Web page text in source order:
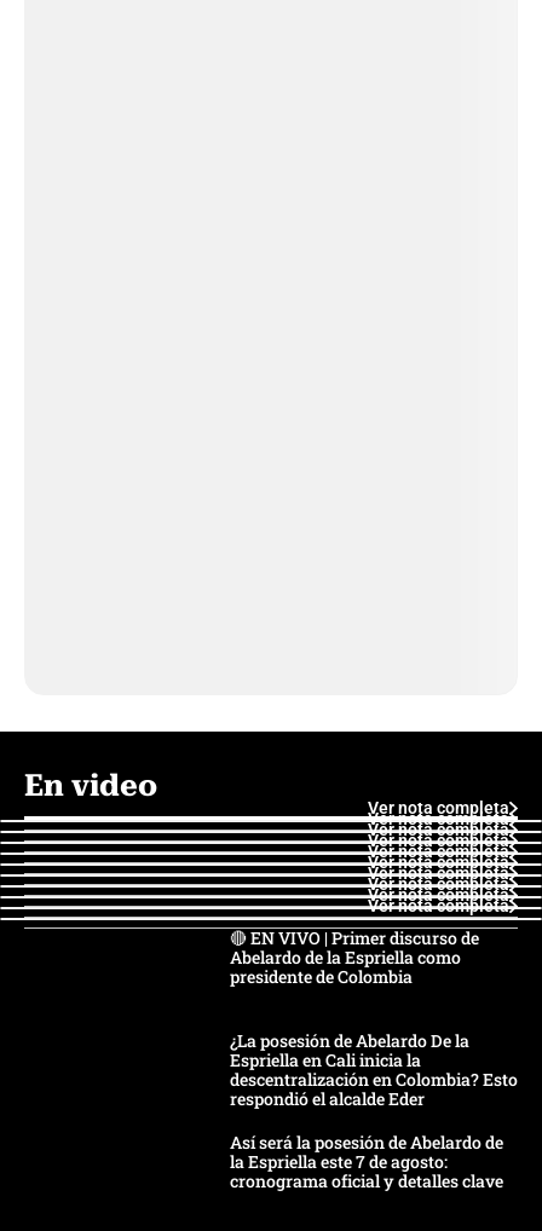
En video
Ver nota completa
Ver nota completa
Ver nota completa
Ver nota completa
Ver nota completa
Ver nota completa
Ver nota completa
Ver nota completa
Ver nota completa
Ver nota completa
🔴 EN VIVO | Primer discurso de
Abelardo de la Espriella como
presidente de Colombia
¿La posesión de Abelardo De la
Espriella en Cali inicia la
descentralización en Colombia? Esto
respondió el alcalde Eder
Así será la posesión de Abelardo de
la Espriella este 7 de agosto:
cronograma oficial y detalles clave